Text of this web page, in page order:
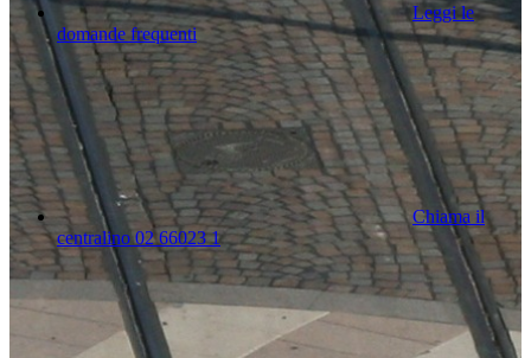
Leggi le
domande frequenti
Chiama il
centralino 02 66023 1